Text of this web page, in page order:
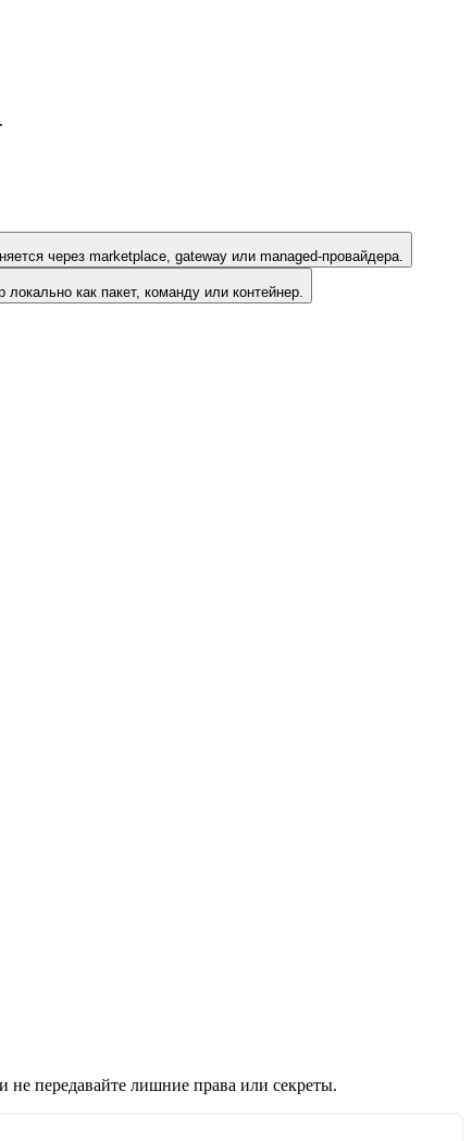
через marketplace, gateway или managed-провайдера.
локально как пакет, команду или контейнер.
не передавайте лишние права или секреты.